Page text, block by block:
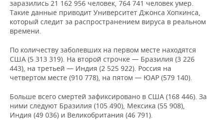
заразились 21 162 956 человек, 764 741 человек умер.
Такие данные приводит Университет Джонса Хопкинса,
который следит за распространением вируса в реальном
времени.
По количеству заболевших на первом месте находятся
США (5 313 319). На второй строчке — Бразилия (3 226
443), на третьей — Индия (2 525 922). Россия на
четвертом месте (910 778), на пятом — ЮАР (579 140).
Больше всего смертей зафиксировано в США (168 446). За
ними следуют Бразилия (105 490), Мексика (55 908),
Индия (49 036) и Великобритания (46 791).